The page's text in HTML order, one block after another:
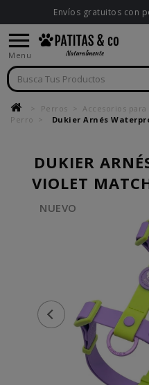
Envíos gratuitos con

Menu
Perros Accesorios
Perro
Dukier Arnés
DUKIER
VIOLET
NUEVO